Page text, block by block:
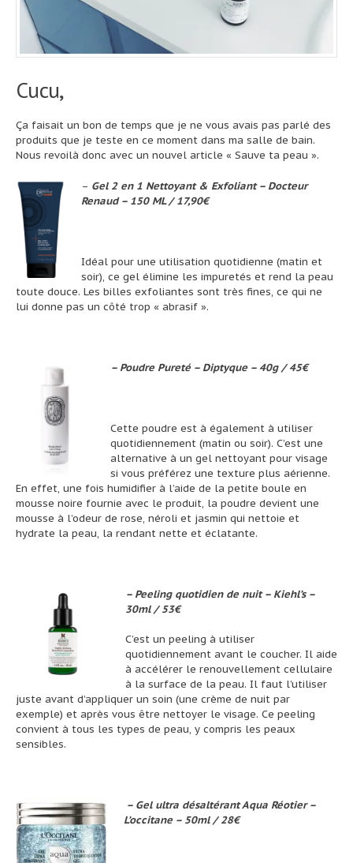
Cucu,
Ça faisait un bon de temps que je ne vous avais pas parlé des
produits que je teste en ce moment dans ma salle de bain.
Nous revoilà donc avec un nouvel article « Sauve ta peau ».
– Gel 2 en 1 Nettoyant & Exfoliant – Docteur
Renaud – 150 ML / 17,90€
Idéal pour une utilisation quotidienne (matin et
soir), ce gel élimine les impuretés et rend la peau
toute douce. Les billes exfoliantes sont très fines, ce qui ne
lui donne pas un côté trop « abrasif ».
– Poudre Pureté – Diptyque – 40g / 45€
Cette poudre est à également à utiliser
quotidiennement (matin ou soir). C’est une
alternative à un gel nettoyant pour visage
si vous préférez une texture plus aérienne.
En effet, une fois humidifier à l’aide de la petite boule en
mousse noire fournie avec le produit, la poudre devient une
mousse à l’odeur de rose, néroli et jasmin qui nettoie et
hydrate la peau, la rendant nette et éclatante.
– Peeling quotidien de nuit – Kiehl’s –
30ml / 53€
C’est un peeling à utiliser
quotidiennement avant le coucher. Il aide
à accélérer le renouvellement cellulaire
à la surface de la peau. Il faut l’utiliser
juste avant d’appliquer un soin (une crème de nuit par
exemple) et après vous être nettoyer le visage. Ce peeling
convient à tous les types de peau, y compris les peaux
sensibles.
– Gel ultra désaltérant Aqua Réotier –
L’occitane – 50ml / 28€